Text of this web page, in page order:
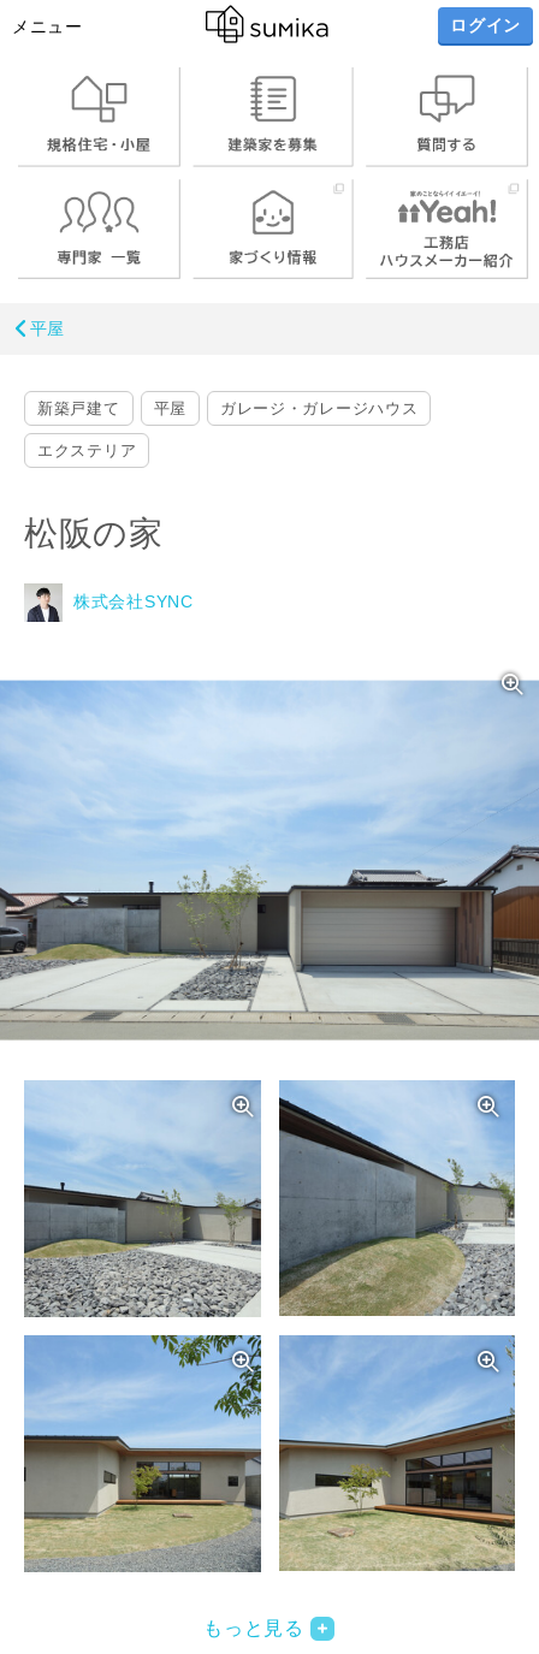
メニュー ログイン
平屋
新築戸建て 平屋 ガレージ・ガレージハウス
エクステリア
松阪の家
株式会社SYNC
写真を拡大する
写真を拡大する
もっと見る